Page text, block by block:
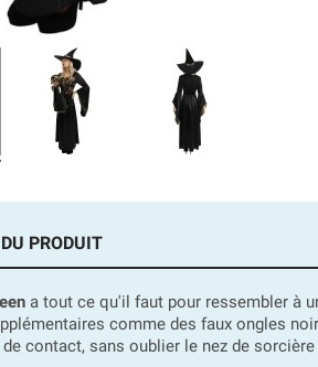
PRODUIT
a tout ce qu'il faut pour ressembler à
comme des faux ongles
contact, sans oublier le nez de